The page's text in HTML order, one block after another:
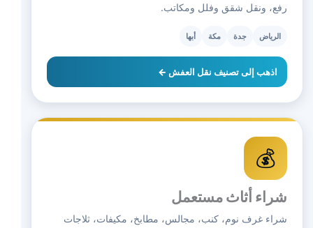
رفع، ونقل شقق وفلل ومكاتب.
الرياض جدة مكة أبها
اذهب إلى تصنيف نقل العفش ←
💰
شراء أثاث مستعمل
شراء غرف نوم، كنب، مجالس، مطابخ، مكيفات، ثلاجات